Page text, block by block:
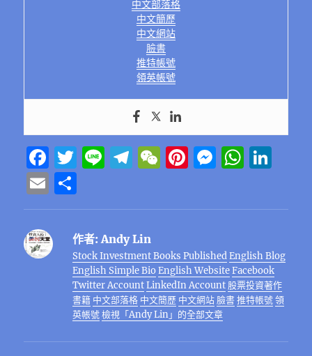
中文部落格
中文簡歷
中文網站
臉書
推特帳號
領英帳號
F
a
c
b
T
it
r
Li
e
T
e
r
a
m
W
C
at
Pi
te
st
M
ss
n
g
er
W
at
A
p
p
k
d
I
n
E
m
ai
l
享
作者:Andy Lin
Stock Investment Books Published English Blog
English Simple Bio English Website Facebook
Twitter Account LinkedIn Account 股票投資著作
書籍 中文部落格 中文簡歷 中文網站 臉書 推特帳號 領
英帳號 檢視「Andy Lin」的全部文章